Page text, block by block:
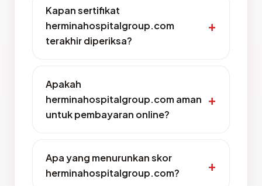
Kapan sertifikat
herminahospitalgroup.com
terakhir diperiksa?
Apakah
herminahospitalgroup.com aman
untuk pembayaran online?
Apa yang menurunkan skor
herminahospitalgroup.com?